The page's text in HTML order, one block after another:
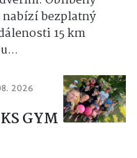
bezplatný
15 km
2026
GYM